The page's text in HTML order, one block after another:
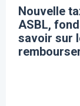
Nouvelle
ASBL,
savoir sur